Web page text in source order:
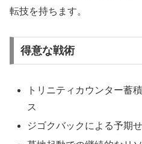
転技を持ちます。
得意な戦術
トリニティカウンター蓄
ス
ジゴクバックによる予期